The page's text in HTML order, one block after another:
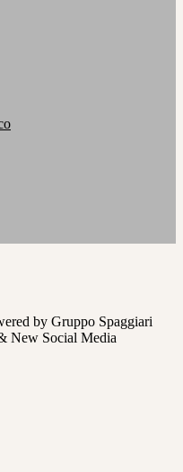
by Gruppo Spaggiari
New Social Media